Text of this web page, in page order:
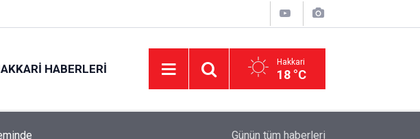
HABERLERI Hakkari
18 °C
tutuklandı Hakkari'de 3 dağ keçisi ihale ile öldürülecek
Günün tüm haberleri